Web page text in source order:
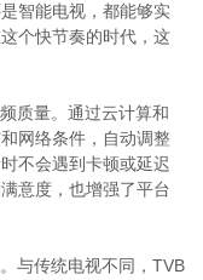
智能电视，都能够实
个快节奏的时代，这
质量。通过云计算和
网络条件，自动调整
不会遇到卡顿或延迟
意度，也增强了平台
与传统电视不同，TVB